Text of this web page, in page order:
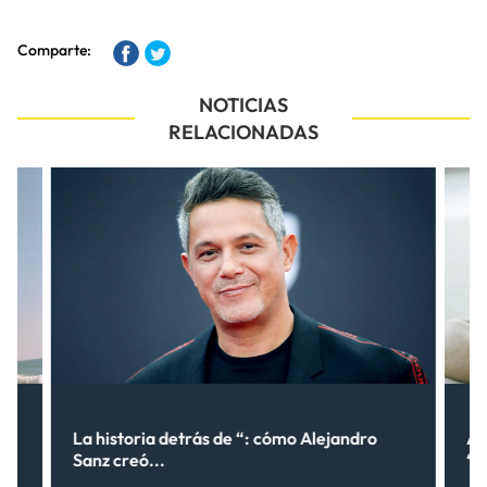
Comparte:
NOTICIAS
RELACIONADAS
La historia detrás de “: cómo Alejandro
Sanz creó...